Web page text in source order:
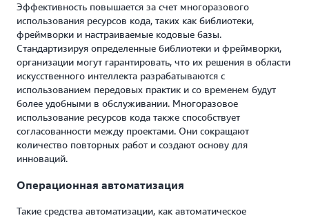
Эффективность повышается за счет многоразового
использования ресурсов кода, таких как библиотеки,
фреймворки и настраиваемые кодовые базы.
Стандартизируя определенные библиотеки и фреймворки,
организации могут гарантировать, что их решения в области
искусственного интеллекта разрабатываются с
использованием передовых практик и со временем будут
более удобными в обслуживании. Многоразовое
использование ресурсов кода также способствует
согласованности между проектами. Они сокращают
количество повторных работ и создают основу для
инноваций.
Операционная автоматизация
Такие средства автоматизации, как автоматическое